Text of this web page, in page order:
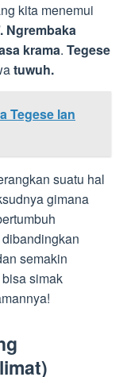
kita menemui
Ngrembaka
krama. Tegese
tuwuh.
Tegese lan
suatu hal
gimana
semakin
simak